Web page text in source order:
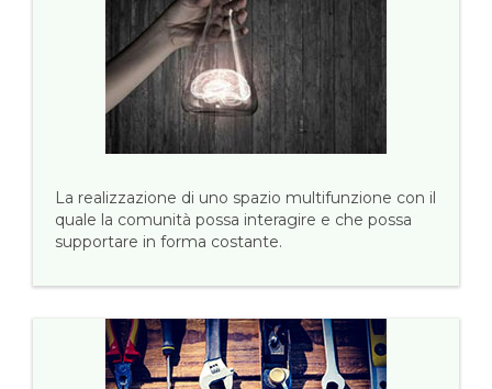
La realizzazione di uno spazio multifunzione con il
quale la comunità possa interagire e che possa
supportare in forma costante.